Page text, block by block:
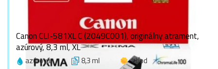
Canon CLI-581XL C (2049C001), originálny atrament,
azúrový, 8,3 ml, XL
azúrová 8,3 ml
1 bod